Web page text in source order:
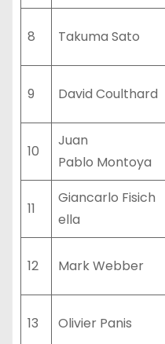
8 Takuma Sato
9 David Coulthard
10
Juan
Pablo Montoya
11
Giancarlo Fisich
ella
12 Mark Webber
13 Olivier Panis